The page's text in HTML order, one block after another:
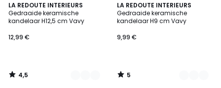
LA REDOUTE INTERIEURS
Gedraaide keramische
kandelaar H12,5 cm Vavy
12,99 €
4,5
/ 5
2
Kleuren
4,5
/
LA REDOUTE INTERIEURS
Gedraaide keramische
kandelaar H9 cm Vavy
9,99 €
5
/
5
2
Kleuren
5
/